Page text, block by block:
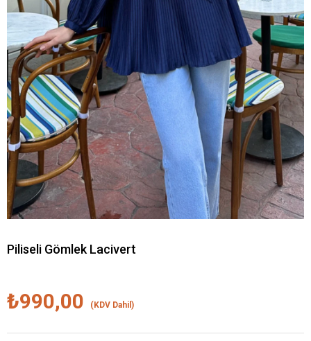
Piliseli Gömlek Lacivert
₺990,00 (KDV Dahil)